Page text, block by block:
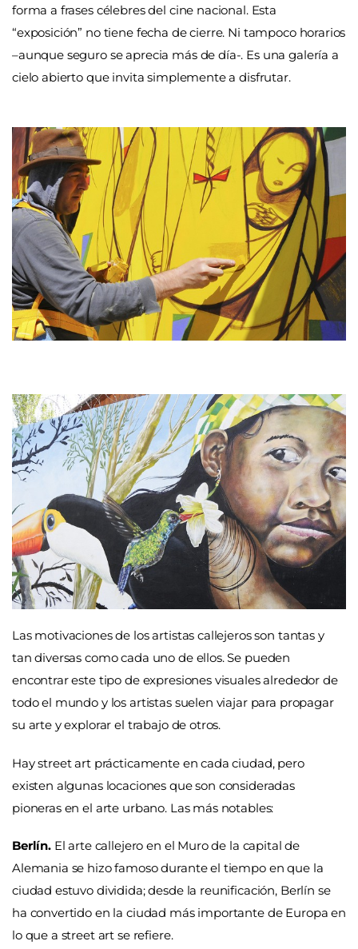
forma a frases célebres del cine nacional. Esta
“exposición” no tiene fecha de cierre. Ni tampoco horarios
–aunque seguro se aprecia más de día-. Es una galería a
cielo abierto que invita simplemente a disfrutar.
Las motivaciones de los artistas callejeros son tantas y
tan diversas como cada uno de ellos. Se pueden
encontrar este tipo de expresiones visuales alrededor de
todo el mundo y los artistas suelen viajar para propagar
su arte y explorar el trabajo de otros.
Hay street art prácticamente en cada ciudad, pero
existen algunas locaciones que son consideradas
pioneras en el arte urbano. Las más notables:
Berlín.El arte callejero en el Muro de la capital de
Alemania se hizo famoso durante el tiempo en que la
ciudad estuvo dividida; desde la reunificación, Berlín se
ha convertido en la ciudad más importante de Europa en
lo que a street art se refiere.